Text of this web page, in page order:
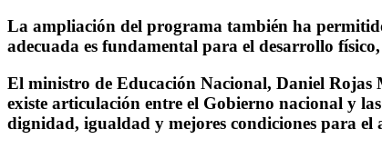
La ampliación del programa también ha
adecuada es fundamental para el desarrollo
El ministro de Educación Nacional, Daniel Rojas
existe articulación entre el Gobierno nacional y
dignidad, igualdad y mejores condiciones para el